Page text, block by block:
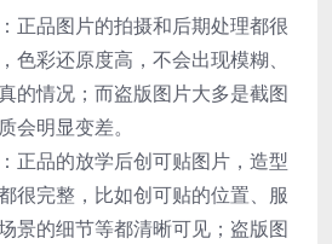
正品图片的拍摄和后期处理都很
色彩还原度高，不会出现模糊、
的情况；而盗版图片大多是截图
会明显变差。
正品的放学后创可贴图片，造型
很完整，比如创可贴的位置、服
景的细节等都清晰可见；盗版图